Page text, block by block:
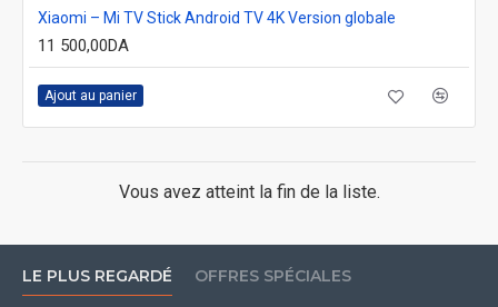
Xiaomi – Mi TV Stick Android TV 4K Version globale
11 500,00DA
Ajout au panier
Vous avez atteint la fin de la liste.
LE PLUS REGARDÉ OFFRES SPÉCIALES